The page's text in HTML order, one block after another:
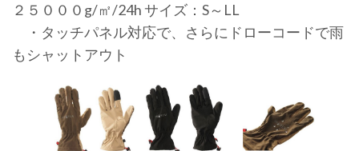
２５０００g/㎡/24h サイズ：S～LL
・タッチパネル対応で、さらにドローコードで雨
もシャットアウト